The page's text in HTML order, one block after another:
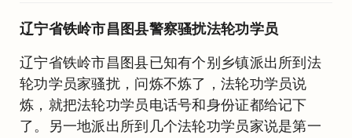
辽宁省铁岭市昌图县警察骚扰法轮功学员
辽宁省铁岭市昌图县已知有个别乡镇派出所到法
轮功学员家骚扰，问炼不炼了，法轮功学员说
炼，就把法轮功学员电话号和身份证都给记下
了。另一地派出所到几个法轮功学员家说是第一